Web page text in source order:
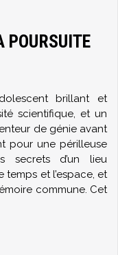
POURSUITE
brillant et
scientifique, et un
de génie avant
pour une périlleuse
secrets d’un lieu
et l’espace, et
commune. Cet